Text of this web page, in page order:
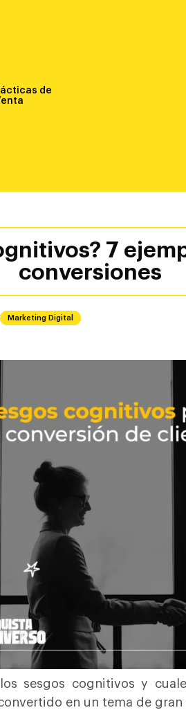
de
7
conversiones
Marketing Digital
sesgos cognitivos y
en un tema de